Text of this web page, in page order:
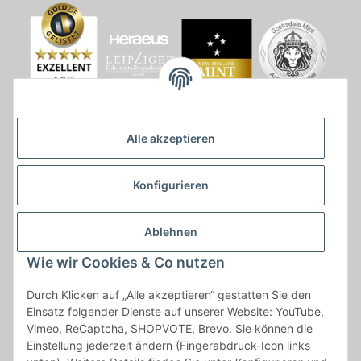
Alle akzeptieren
Konfigurieren
Ablehnen
Wie wir Cookies & Co nutzen
Durch Klicken auf „Alle akzeptieren“ gestatten Sie den
Einsatz folgender Dienste auf unserer Website: YouTube,
Vimeo, ReCaptcha, SHOPVOTE, Brevo. Sie können die
Einstellung jederzeit ändern (Fingerabdruck-Icon links
* * Lieferzeiten gelten ab Zahlungseingang und innerhalb
Deutschland.Irrtümer vorbehalten. Angaben zur
Auflagenhöhe, Durchmesser, etc. werden nicht garantiert. Der
Kaufvertrag bleibt davon unbetroffen. Alle angegebenen Preise